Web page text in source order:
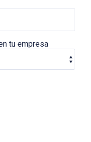
tu empresa